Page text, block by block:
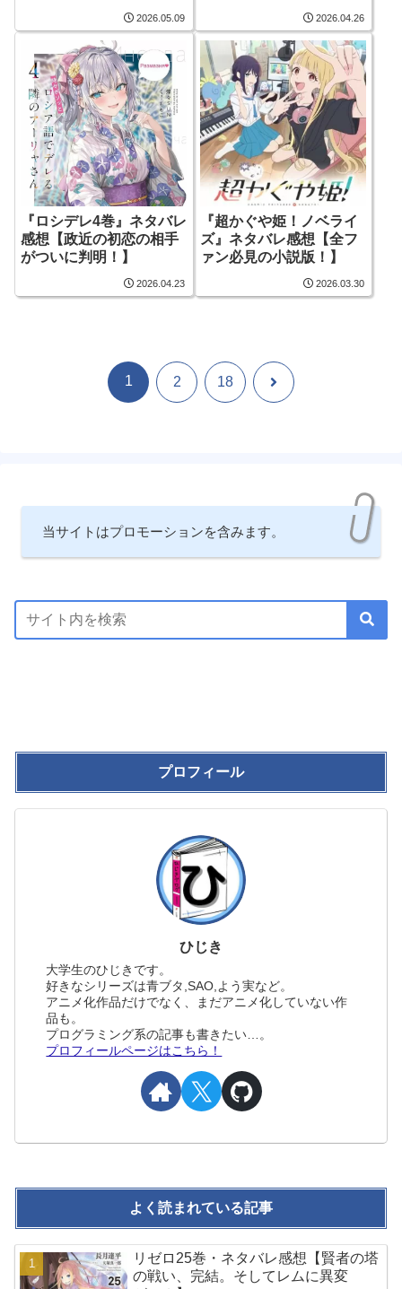
2026.05.09 2026.04.26
『ロシデレ4巻』ネタバレ
感想【政近の初恋の相手
がついに判明！】
2026.04.23
『超かぐや姫！ノベライ
ズ』ネタバレ感想【全フ
ァン必見の小説版！】
2026.03.30
1 2 18 次
当サイトはプロモーションを含みます。
プロフィール
ひじき
大学生のひじきです。
好きなシリーズは青ブタ,SAO,よう実など。
アニメ化作品だけでなく、まだアニメ化していない作
品も。
プログラミング系の記事も書きたい…。
プロフィールページはこちら！
よく読まれている記事
リゼロ25巻・ネタバレ感想【賢者の塔
の戦い、完結。そしてレムに異変